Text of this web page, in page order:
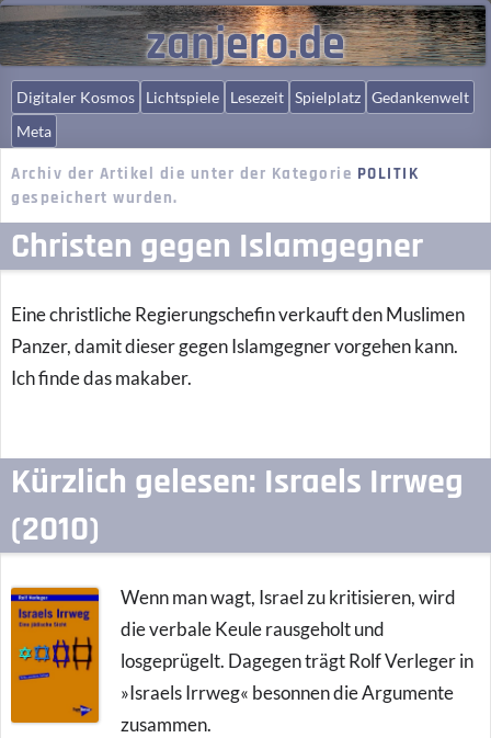
zanjero.de
Digitaler Kosmos Lichtspiele Lesezeit Spielplatz Gedankenwelt
Meta
Archiv der Artikel die unter der Kategorie POLITIK
gespeichert wurden.
Christen gegen Islamgegner
Eine christliche Regierungschefin verkauft den Muslimen
Panzer, damit dieser gegen Islamgegner vorgehen kann.
Ich finde das makaber.
Kürzlich gelesen: Israels Irrweg
(2010)
Wenn man wagt, Israel zu kritisieren, wird
die verbale Keule rausgeholt und
losgeprügelt. Dagegen trägt Rolf Verleger in
»Israels Irrweg« besonnen die Argumente
zusammen.